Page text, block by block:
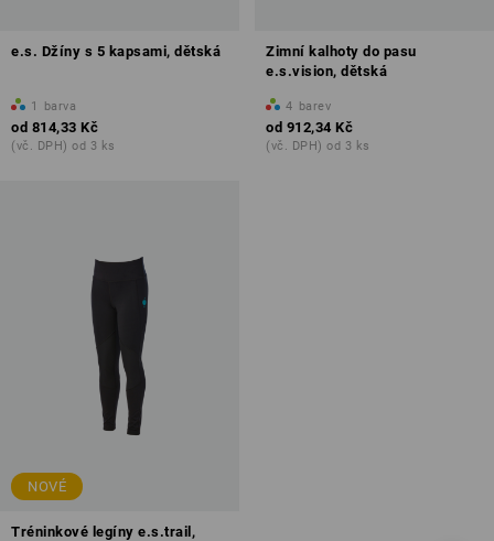
e.s. Džíny s 5 kapsami, dětská
1 barva
od 814,33 Kč
(vč. DPH) od 3 ks
Zimní kalhoty do pasu
e.s.vision, dětská
4 barev
od 912,34 Kč
(vč. DPH) od 3 ks
NOVÉ
Tréninkové legíny e.s.trail,